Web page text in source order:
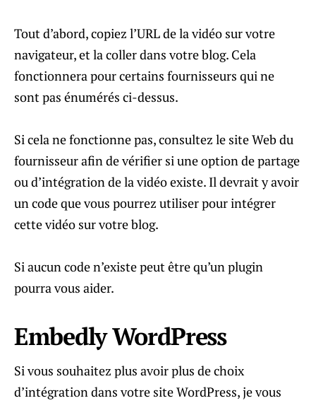
Tout d’abord, copiez l’URL de la vidéo sur votre
navigateur, et la coller dans votre blog. Cela
fonctionnera pour certains fournisseurs qui ne
sont pas énumérés ci-dessus.
Si cela ne fonctionne pas, consultez le site Web du
fournisseur afin de vérifier si une option de partage
ou d’intégration de la vidéo existe. Il devrait y avoir
un code que vous pourrez utiliser pour intégrer
cette vidéo sur votre blog.
Si aucun code n’existe peut être qu’un plugin
pourra vous aider.
Embedly WordPress
Si vous souhaitez plus avoir plus de choix
d’intégration dans votre site WordPress, je vous